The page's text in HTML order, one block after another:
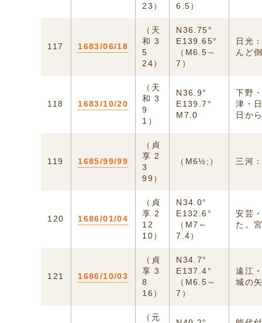
23）
6.5）
117 1683/06/18
（天
和 3
5
24）
N36.75°
E139.65°
（M6.5～
7）
日光
んど
118 1683/10/20
（天
和 3
9
1）
N36.9°
E139.7°
M7.0
下野
津・
日か
119 1685/99/99
（貞
享 2
3
99）
（M6½;） 三河
120 1686/01/04
（貞
享 2
12
10）
N34.0°
E132.6°
（M7～
7.4）
安芸
た。
121 1686/10/03
（貞
享 3
8
16）
N34.7°
E137.4°
（M6.5～
7）
遠江
城の
（元